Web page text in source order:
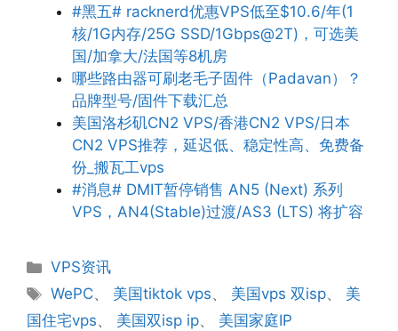
#黑五# racknerd优惠VPS低至$10.6/年(1
核/1G内存/25G SSD/1Gbps@2T)，可选美
国/加拿大/法国等8机房
哪些路由器可刷老毛子固件（Padavan）？
品牌型号/固件下载汇总
美国洛杉矶CN2 VPS/香港CN2 VPS/日本
CN2 VPS推荐，延迟低、稳定性高、免费备
份_搬瓦工vps
#消息# DMIT暂停销售 AN5 (Next) 系列
VPS，AN4(Stable)过渡/AS3 (LTS) 将扩容
分
类
VPS资讯
标
签
WePC、 美国tiktok vps、 美国vps 双isp、 美
国住宅vps、 美国双isp ip、 美国家庭IP